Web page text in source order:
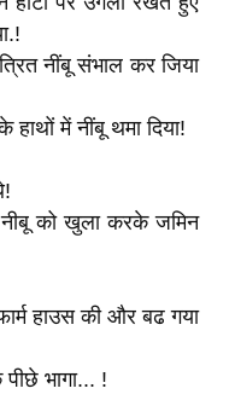
नींबू संभाल कर जिया
में नींबू थमा दिया!
को खुला करके जमिन
हाउस की और बढ गया
भागा... !